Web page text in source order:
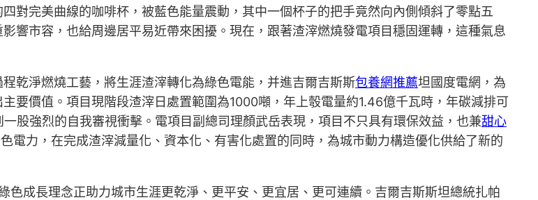
對完美曲線的咖啡杯，被藍色能量震動，其中一個杯子的把手竟然向內側傾斜了零點五
響市容，也給周邊居平易近帶來困擾。現在，跟著渣滓燃燒發電項目穩固運轉，這種氣息
乾淨燃燒工藝，將生涯渣滓轉化為綠色電能，并進吉爾吉斯斯包養網推薦坦國度電網，為
要價值。項目現階段渣滓日處置範圍為1000噸，年上彀電量約1.46億千瓦時，年碳減排可
股強烈的自我審視衝擊。電項目副總司理顏武岳表現，項目不只具有環保效益，也兼甜心
色電力，在完成渣滓減量化、資本化、有害化處置的同時，為城市動力構造優化供給了新的
色成長理念正助力城市生涯更乾淨、更平安、更宜居、更可連續。吉爾吉斯斯坦總統扎帕